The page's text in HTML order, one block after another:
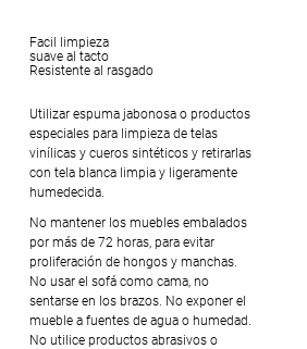
Facil limpieza
suave al tacto
Resistente al rasgado
Utilizar espuma jabonosa o productos
especiales para limpieza de telas
vinílicas y cueros sintéticos y retirarlas
con tela blanca limpia y ligeramente
humedecida.
No mantener los muebles embalados
por más de 72 horas, para evitar
proliferación de hongos y manchas.
No usar el sofá como cama, no
sentarse en los brazos. No exponer el
mueble a fuentes de agua o humedad.
No utilice productos abrasivos o